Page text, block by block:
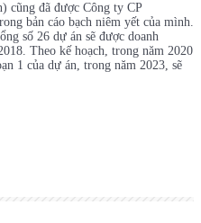
cũng đã được Công ty CP
bản cáo bạch niêm yết của mình.
số 26 dự án sẽ được doanh
Theo kế hoạch, trong năm 2020
1 của dự án, trong năm 2023, sẽ